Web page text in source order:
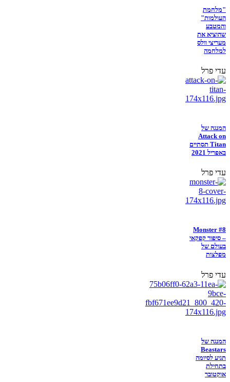
"מלחמת
העולמות"
והמטבע
שהוציא את
מעריצי וולס
למלחמה
עדי פרל
המנגה של
Attack on
Titan תסתיים
באפריל 2021
עדי פרל
Monster #8
– סיפור קפקאי
בעולם של
מפלצות
עדי פרל
המנגה של
Beastars
תגיע לסיומה
בתחילת
אוקטובר